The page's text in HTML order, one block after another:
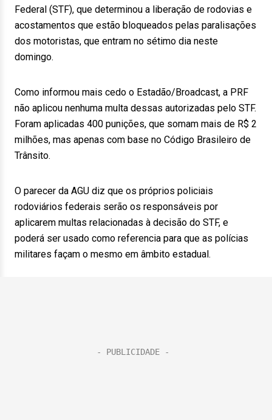
Federal (STF), que determinou a liberação de rodovias e
acostamentos que estão bloqueados pelas paralisações
dos motoristas, que entram no sétimo dia neste
domingo.
Como informou mais cedo o Estadão/Broadcast, a PRF
não aplicou nenhuma multa dessas autorizadas pelo STF.
Foram aplicadas 400 punições, que somam mais de R$ 2
milhões, mas apenas com base no Código Brasileiro de
Trânsito.
O parecer da AGU diz que os próprios policiais
rodoviários federais serão os responsáveis por
aplicarem multas relacionadas à decisão do STF, e
poderá ser usado como referencia para que as polícias
militares façam o mesmo em âmbito estadual.